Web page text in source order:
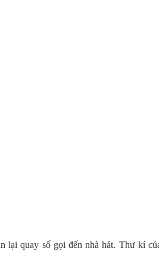
lại quay số gọi đến nhà hát. Thư kí